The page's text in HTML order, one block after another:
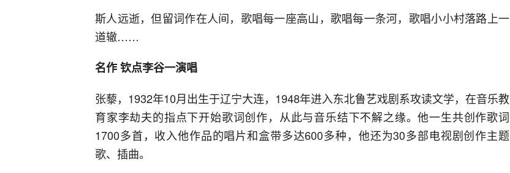
斯人远逝，但留词作在人间，歌唱每一座高山，歌唱每一条河，歌唱小小村落路上一
道辙……
名作 钦点李谷一演唱
张藜，1932年10月出生于辽宁大连，1948年进入东北鲁艺戏剧系攻读文学，在音乐教
育家李劫夫的指点下开始歌词创作，从此与音乐结下不解之缘。他一生共创作歌词
1700多首，收入他作品的唱片和盒带多达600多种，他还为30多部电视剧创作主题
歌、插曲。